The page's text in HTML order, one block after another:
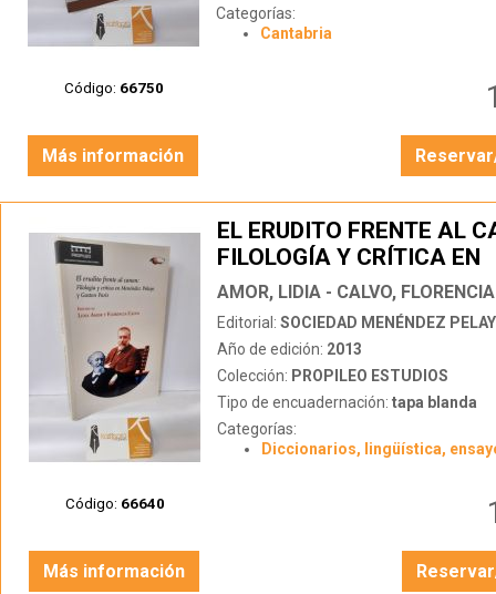
Código: 66750
Categorías:
Cantabria
Más información
Código: 66640
EL ERUDITO FRENTE AL
FILOLOGÍA Y CRÍTICA EN
MENÉNDEZ PELAYO Y
PARIS
AMOR, LIDIA - CALVO,
Editorial: SOCIEDAD MENÉNDEZ
Año de edición: 2013
Colección: PROPILEO ESTUDIOS
Tipo de encuadernación: tapa blanda
Categorías:
Diccionarios, lingüística,
Más información